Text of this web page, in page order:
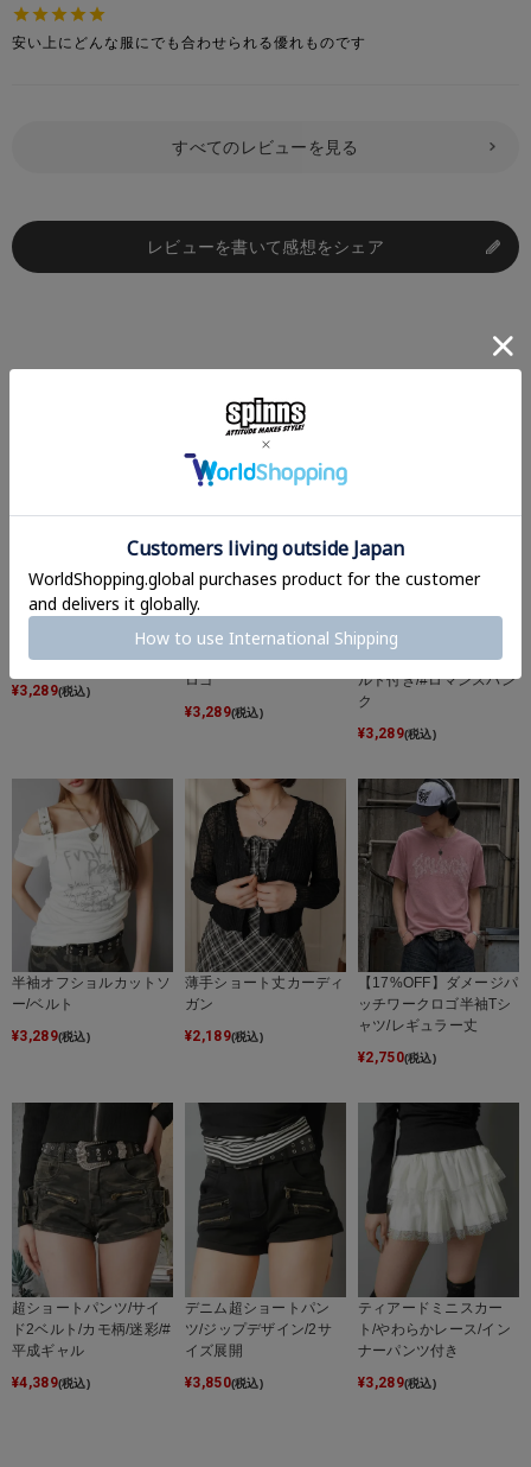
安い上にどんな服にでも合わせられる優れものです
すべてのレビューを見る
レビューを書いて感想をシェア
短丈半袖ポロシャツ/ク
ロップド丈/クロスロゴ
¥3,289(税込)
短丈半袖ポロシャツ/ク
ロップド丈/エンブレム
ロゴ
¥3,289(税込)
ストレッチ超ショートパ
ンツ/ハトメスタッズ/ベ
ルト付き/#ロマンスパン
ク
¥3,289(税込)
半袖オフショルカットソ
ー/ベルト
¥3,289(税込)
薄手ショート丈カーディ
ガン
¥2,189(税込)
【17%OFF】ダメージパ
ッチワークロゴ半袖Tシ
ャツ/レギュラー丈
¥2,750(税込)
超ショートパンツ/サイ
ド2ベルト/カモ柄/迷彩/#
平成ギャル
¥4,389(税込)
デニム超ショートパン
ツ/ジップデザイン/2サ
イズ展開
¥3,850(税込)
ティアードミニスカー
ト/やわらかレース/イン
ナーパンツ付き
¥3,289(税込)